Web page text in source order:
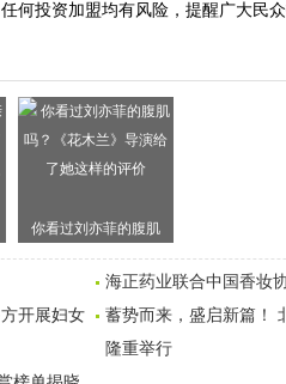
何投资加盟均有风险，提醒广大民众
你看过刘亦菲的腹肌
吗？《花木兰》导演给
了她这样的评价海正药业联合中国香妆
开展妇女
蓄势而来，盛启新篇！
隆重举行